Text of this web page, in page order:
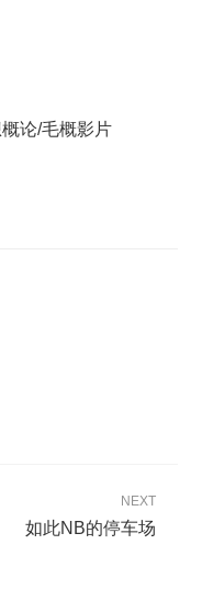
论/毛概影片
NEXT
如此NB的停车场